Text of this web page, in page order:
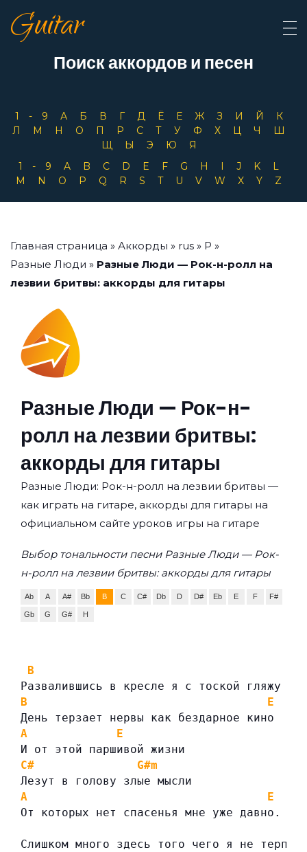
Guitar
Поиск аккордов и песен
1-9 А Б В Г Д Ё Е Ж З И Й
К
Л
М Н О П Р С Т У Ф Х Ц Ч
Ш
Щ
Ы Э Ю
Я
1-9
A B C D E F G H I J K
L
M
N O P Q R S T U V W X Y Z
Главная страница » Аккорды » rus » Р »
Разные Люди » Разные Люди — Рок-н-ролл на
лезвии бритвы: аккорды для гитары
Разные Люди — Рок-н-
ролл на лезвии бритвы:
аккорды для гитары
Разные Люди: Рок-н-ролл на лезвии бритвы —
как играть на гитаре, аккорды для гитары на
официальном сайте уроков игры на гитаре
Выбор тональности песни Разные Люди — Рок-
н-ролл на лезвии бритвы: аккорды для гитары
Ab A A# Bb B C C# Db D D# Eb E F F#
Gb G G# H
B
Развалившись в кресле я с тоской гляжу в
B
E
День терзает нервы как бездарное кино
A
E
И от этой паршивой жизни
C#
G#m
Лезут в голову злые мысли
A
E
От которых нет спасенья мне уже давно.
Слишком много здесь того чего я не терплю